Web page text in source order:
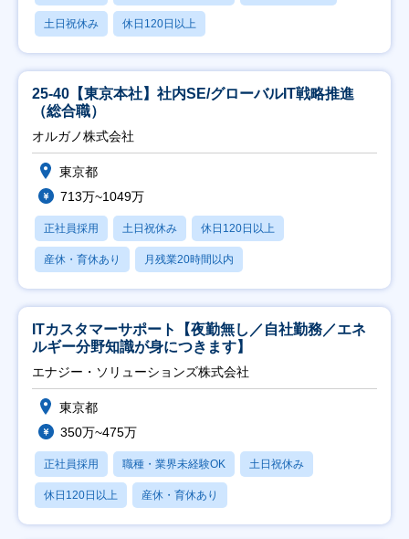
土日祝休み 休日120日以上
25-40【東京本社】社内SE/グローバルIT戦略推進
（総合職）
オルガノ株式会社
東京都
713万~1049万
正社員採用 土日祝休み 休日120日以上
産休・育休あり 月残業20時間以内
ITカスタマーサポート【夜勤無し／自社勤務／エネ
ルギー分野知識が身につきます】
エナジー・ソリューションズ株式会社
東京都
350万~475万
正社員採用 職種・業界未経験OK 土日祝休み
休日120日以上 産休・育休あり